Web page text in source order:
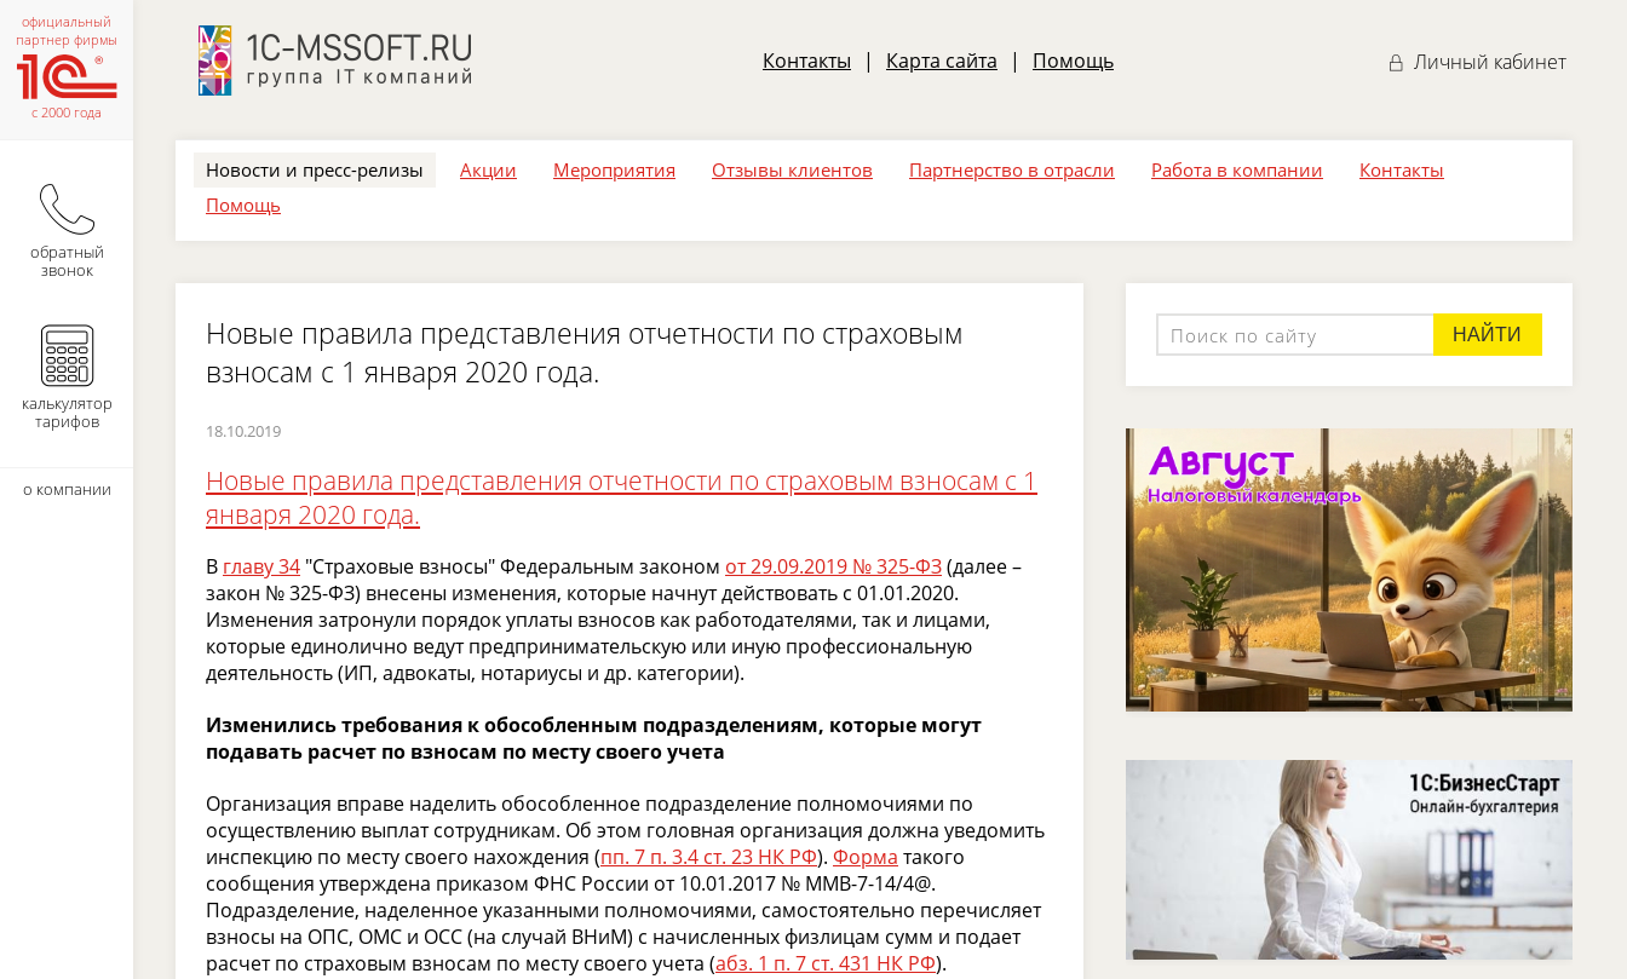
Личный кабинет
Контакты | Карта сайта | Помощь
Новости и пресс-релизы Акции Мероприятия Отзывы клиентов Партнерство в отрасли Работа в компании
Контакты
Помощь
Новые правила представления отчетности по страховым
взносам с 1 января 2020 года.
18.10.2019
Новые правила представления отчетности по страховым взносам с 1
января 2020 года.
В главу 34 "Страховые взносы" Федеральным законом от 29.09.2019 № 325-ФЗ(далее –
закон № 325-ФЗ) внесены изменения, которые начнут действовать с 01.01.2020.
Изменения затронули порядок уплаты взносов как работодателями, так и лицами,
которые единолично ведут предпринимательскую или иную профессиональную
деятельность (ИП, адвокаты, нотариусы и др. категории).
Изменились требования к обособленным подразделениям, которые могут
подавать расчет по взносам по месту своего учета
Организация вправе наделить обособленное подразделение полномочиями по
осуществлению выплат сотрудникам. Об этом головная организация должна уведомить
инспекцию по месту своего нахождения (пп. 7 п. 3.4 ст. 23 НК РФ). Форма такого
сообщения утверждена приказом ФНС России от 10.01.2017 № ММВ-7-14/4@.
Подразделение, наделенное указанными полномочиями, самостоятельно перечисляет
взносы на ОПС, ОМС и ОСС (на случай ВНиМ) с начисленных физлицам сумм и подает
расчет по страховым взносам по месту своего учета (абз. 1 п. 7 ст. 431 НК РФ).
НАЙТИ
официальный
партнер фирмы
с 2000 года
обратный
звонок
калькулятор
тарифов
о компании